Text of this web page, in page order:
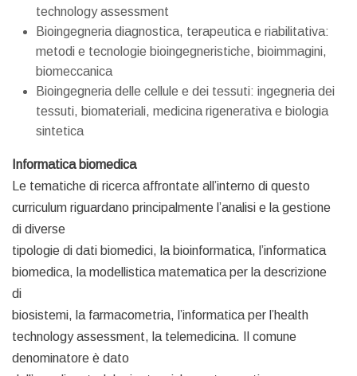
technology assessment
Bioingegneria diagnostica, terapeutica e riabilitativa:
metodi e tecnologie bioingegneristiche, bioimmagini,
biomeccanica
Bioingegneria delle cellule e dei tessuti: ingegneria dei
tessuti, biomateriali, medicina rigenerativa e biologia
sintetica
Informatica biomedica
Le tematiche di ricerca affrontate all’interno di questo
curriculum riguardano principalmente l’analisi e la gestione
di diverse
tipologie di dati biomedici, la bioinformatica, l’informatica
biomedica, la modellistica matematica per la descrizione
di
biosistemi, la farmacometria, l’informatica per l’health
technology assessment, la telemedicina. Il comune
denominatore è dato